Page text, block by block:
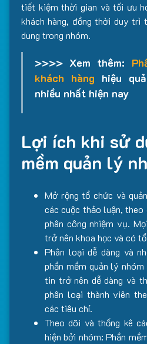
tiết kiệm thời gian và tối ưu
khách hàng, đồng thời duy
dung trong nhóm.
>>>> Xem thêm:
khách hàng hiệu
nhiều nhất hiện nay
Lợi ích khi sử
mềm quản lý
Mở rộng tổ chức và
các cuộc thảo luận,
phân công nhiệm vụ.
trở nên khoa học và có
Phân loại dễ dàng và
phần mềm quản lý
tin trở nên dễ dàng và
phân loại thành viên
các tiêu chí.
Theo dõi và thống kê
hiện bởi nhóm: Phần